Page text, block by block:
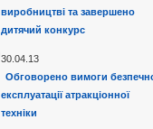
виробництві та завершено
дитячий конкурс
30.04.13
Обговорено вимоги
експлуатації атракціонної
техніки